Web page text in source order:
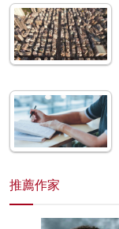
推薦作家